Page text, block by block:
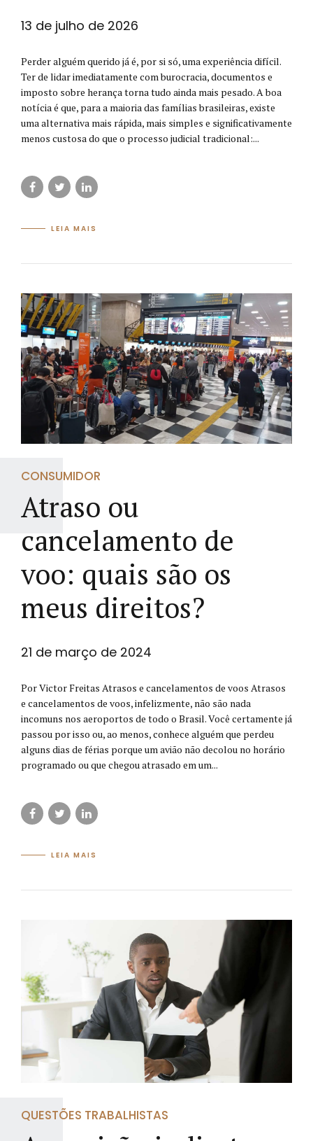
13 de julho de 2026
Perder alguém querido já é, por si só, uma experiência difícil.
Ter de lidar imediatamente com burocracia, documentos e
imposto sobre herança torna tudo ainda mais pesado. A boa
notícia é que, para a maioria das famílias brasileiras, existe
uma alternativa mais rápida, mais simples e significativamente
menos custosa do que o processo judicial tradicional:...
LEIA MAIS
CONSUMIDOR
Atraso ou
cancelamento de
voo: quais são os
meus direitos?
21 de março de 2024
Por Victor Freitas Atrasos e cancelamentos de voos Atrasos
e cancelamentos de voos, infelizmente, não são nada
incomuns nos aeroportos de todo o Brasil. Você certamente já
passou por isso ou, ao menos, conhece alguém que perdeu
alguns dias de férias porque um avião não decolou no horário
programado ou que chegou atrasado em um...
LEIA MAIS
QUESTÕES TRABALHISTAS